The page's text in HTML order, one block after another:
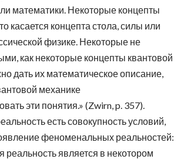
математики. Некоторые концепты
касается концепта стола, силы или
физике. Некоторые не
как некоторые концепты квантовой
дать их математическое описание,
механике
эти понятия.» (Zwirn, p. 357).
есть совокупность условий,
феноменальных реальностей:
является в некотором